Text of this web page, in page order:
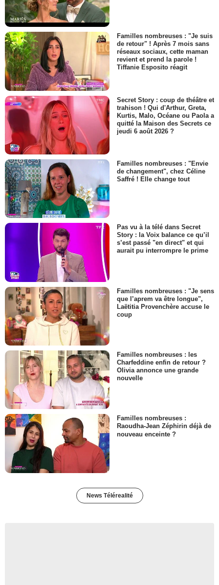
Familles nombreuses : "Je suis
de retour" ! Après 7 mois sans
réseaux sociaux, cette maman
revient et prend la parole !
Tiffanie Esposito réagit
Secret Story : coup de théâtre et
trahison ! Qui d'Arthur, Greta,
Kurtis, Malo, Océane ou Paola a
quitté la Maison des Secrets ce
jeudi 6 août 2026 ?
Familles nombreuses : "Envie
de changement", chez Céline
Saffré ! Elle change tout
Pas vu à la télé dans Secret
Story : la Voix balance ce qu’il
s’est passé "en direct" et qui
aurait pu interrompre le prime
Familles nombreuses : "Je sens
que l’aprem va être longue",
Laëtitia Provenchère accuse le
coup
Familles nombreuses : les
Charfeddine enfin de retour ?
Olivia annonce une grande
nouvelle
Familles nombreuses :
Raoudha-Jean Zéphirin déjà de
nouveau enceinte ?
News Télérealité